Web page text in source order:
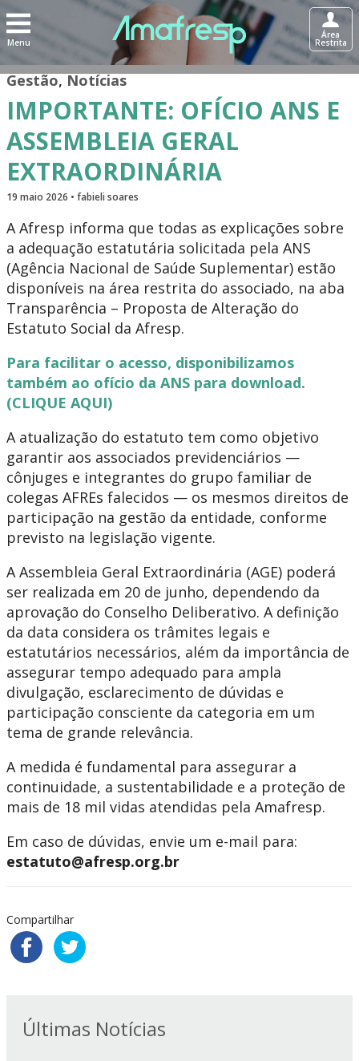
Menu
Área
Restrita
Gestão,Notícias
IMPORTANTE: OFÍCIO ANS E
ASSEMBLEIA GERAL
EXTRAORDINÁRIA
19 maio 2026 • fabieli soares
A Afresp informa que todas as explicações sobre
a adequação estatutária solicitada pela ANS
(Agência Nacional de Saúde Suplementar) estão
disponíveis na área restrita do associado, na aba
Transparência – Proposta de Alteração do
Estatuto Social da Afresp.
Para facilitar o acesso, disponibilizamos
também ao ofício da ANS para download.
(CLIQUE AQUI)
A atualização do estatuto tem como objetivo
garantir aos associados previdenciários —
cônjuges e integrantes do grupo familiar de
colegas AFREs falecidos — os mesmos direitos de
participação na gestão da entidade, conforme
previsto na legislação vigente.
A Assembleia Geral Extraordinária (AGE) poderá
ser realizada em 20 de junho, dependendo da
aprovação do Conselho Deliberativo. A definição
da data considera os trâmites legais e
estatutários necessários, além da importância de
assegurar tempo adequado para ampla
divulgação, esclarecimento de dúvidas e
participação consciente da categoria em um
tema de grande relevância.
A medida é fundamental para assegurar a
continuidade, a sustentabilidade e a proteção de
mais de 18 mil vidas atendidas pela Amafresp.
Em caso de dúvidas, envie um e-mail para:
estatuto@afresp.org.br
Compartilhar
Últimas Notícias